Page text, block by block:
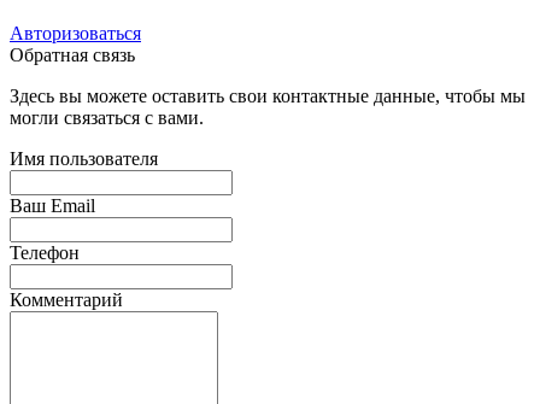
Авторизоваться
Обратная связь
Здесь вы можете оставить свои контактные данные, чтобы мы
могли связаться с вами.
Имя пользователя
Ваш Email
Телефон
Комментарий